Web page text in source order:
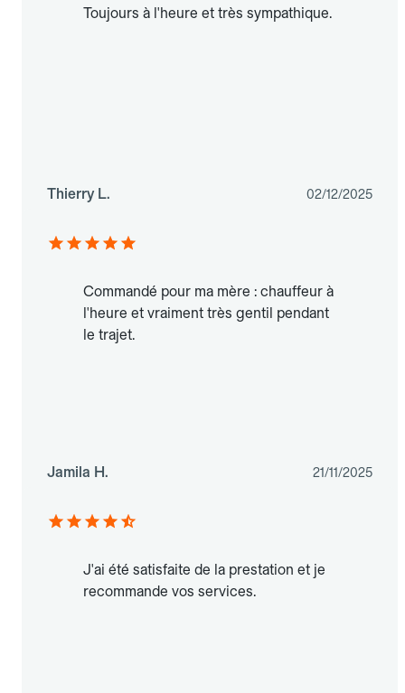
Toujours à l'heure et très sympathique.
Thierry L. 02/12/2025
Commandé pour ma mère : chauffeur à
l'heure et vraiment très gentil pendant
le trajet.
Jamila H. 21/11/2025
J'ai été satisfaite de la prestation et je
recommande vos services.